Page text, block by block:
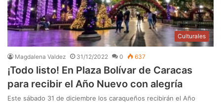
Culturales
Magdalena Valdez 31/12/2022 0 637
¡Todo listo! En Plaza Bolívar de Caracas
para recibir el Año Nuevo con alegría
Este sábado 31 de diciembre los caraqueños recibirán el Año